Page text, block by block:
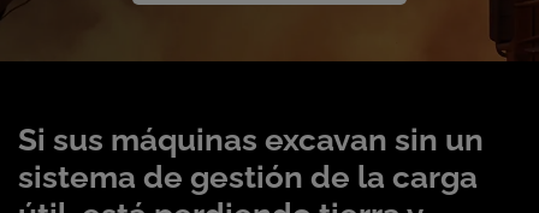
Si sus máquinas excavan sin un
sistema de gestión de la carga